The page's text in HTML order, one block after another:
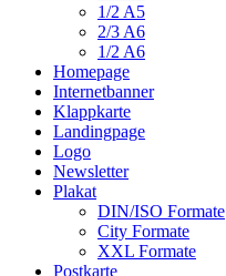
1/2 A5
2/3 A6
1/2 A6
Homepage
Internetbanner
Klappkarte
Landingpage
Logo
Newsletter
Plakat
DIN/ISO Formate
City Formate
XXL Formate
Postkarte